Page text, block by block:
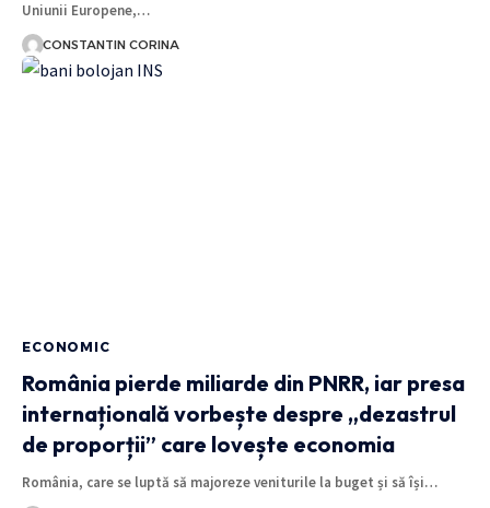
Uniunii Europene,…
CONSTANTIN CORINA
ECONOMIC
România pierde miliarde din PNRR, iar presa
internațională vorbește despre „dezastrul
de proporții” care lovește economia
România, care se luptă să majoreze veniturile la buget și să își…